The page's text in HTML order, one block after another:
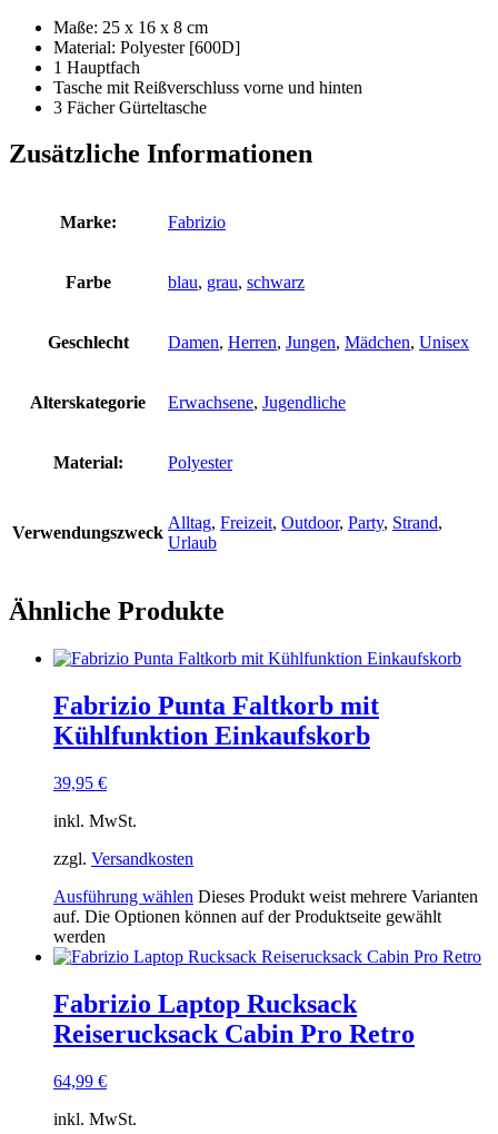
Maße: 25 x 16 x 8 cm
Material: Polyester [600D]
1 Hauptfach
Tasche mit Reißverschluss vorne und hinten
3 Fächer Gürteltasche
Zusätzliche Informationen
Marke: Fabrizio
Farbe blau, grau, schwarz
Geschlecht Damen, Herren, Jungen, Mädchen, Unisex
Alterskategorie Erwachsene, Jugendliche
Material: Polyester
Verwendungszweck
Alltag, Freizeit, Outdoor, Party, Strand,
Urlaub
Ähnliche Produkte
Fabrizio Punta Faltkorb mit
Kühlfunktion Einkaufskorb
39,95 €
inkl. MwSt.
zzgl. Versandkosten
Ausführung wählen Dieses Produkt weist mehrere Varianten
auf. Die Optionen können auf der Produktseite gewählt
werden
Fabrizio Laptop Rucksack
Reiserucksack Cabin Pro Retro
64,99 €
inkl. MwSt.